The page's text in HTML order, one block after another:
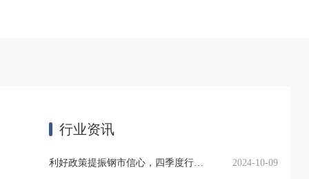
行业资讯
利好政策提振钢市信心，四季度行业需求或小幅上升 2024-10-09